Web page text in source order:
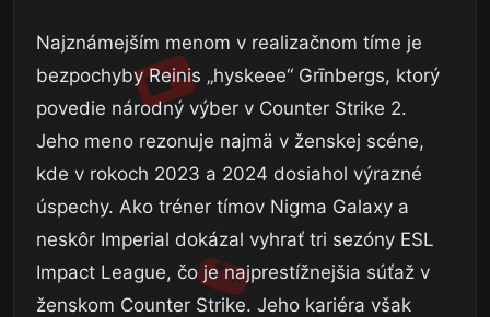
Najznámejším menom v realizačnom tíme je
bezpochyby Reinis „hyskeee“ Grīnbergs, ktorý
povedie národný výber v Counter Strike 2.
Jeho meno rezonuje najmä v ženskej scéne,
kde v rokoch 2023 a 2024 dosiahol výrazné
úspechy. Ako tréner tímov Nigma Galaxy a
neskôr Imperial dokázal vyhrať tri sezóny ESL
Impact League, čo je najprestížnejšia súťaž v
ženskom Counter Strike. Jeho kariéra však